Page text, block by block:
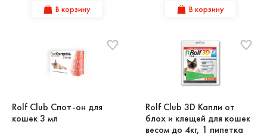
В корзину В корзину
Rolf Club Спот-он для
кошек 3 мл
Rolf Club 3D Капли от
блох и клещей для кошек
весом до 4кг, 1 пипетка